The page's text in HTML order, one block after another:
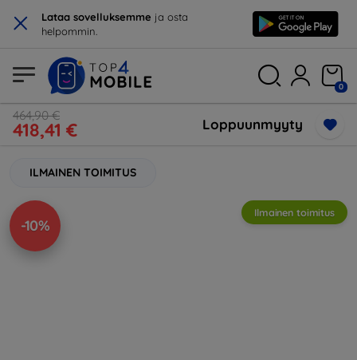
× Lataa sovelluksemme ja osta
helpommin.
0
464,90 €
418,41 € Loppuunmyyty
ILMAINEN TOIMITUS
-10%
Ilmainen toimitus